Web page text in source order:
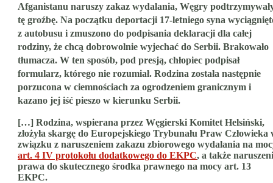
Afganistanu naruszy zakaz wydalania, Węgry
tę groźbę. Na początku deportacji 17-letniego syna
z autobusu i zmuszono do podpisania deklaracji dla całej
rodziny, że chcą dobrowolnie wyjechać do Serbii. Brakowało
tłumacza. W ten sposób, pod presją, chłopiec podpisał
formularz, którego nie rozumiał. Rodzina została następnie
porzucona w ciemnościach za ogrodzeniem granicznym i
kazano jej iść pieszo w kierunku Serbii.
[…] Rodzina, wspierana przez Węgierski Komitet Helsiński,
złożyła skargę do Europejskiego Trybunału Praw Człowieka
związku z naruszeniem zakazu zbiorowego wydalania na
art. 4 IV protokołu dodatkowego do EKPC, a także
prawa do skutecznego środka prawnego na mocy art. 13
EKPC.